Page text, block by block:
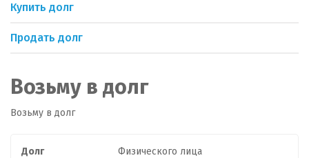
Купить долг
Продать долг
Возьму в долг
Возьму в долг
Долг Физического лица